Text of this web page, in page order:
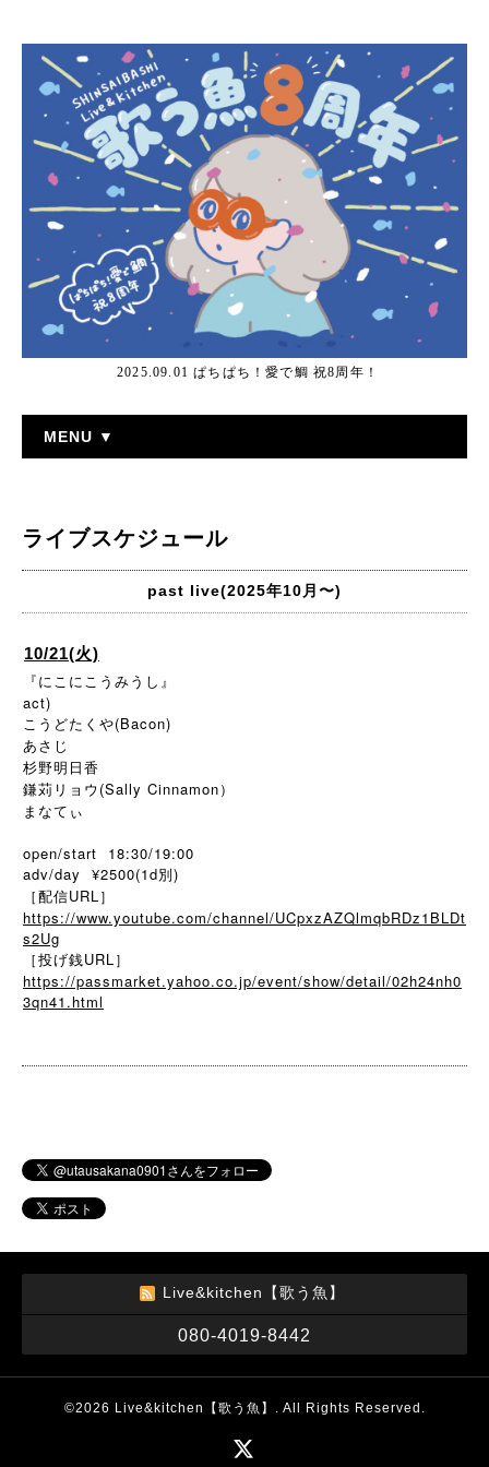
2025.09.01 ぱちぱち！愛で鯛 祝8周年！
MENU ▼
ライブスケジュール
past live(2025年10月〜)
10/21(火)
『にこにこうみうし』
act)
こうどたくや(Bacon)
あさじ
杉野明日香
鎌苅リョウ(Sally Cinnamon）
まなてぃ
open/start 18:30/19:00
adv/day ¥2500(1d別)
［配信URL］
https://www.youtube.com/channel/UCpxzAZQlmqbRDz1BLDt
s2Ug
［投げ銭URL］
https://passmarket.yahoo.co.jp/event/show/detail/02h24nh0
3qn41.html
Live&kitchen【歌う魚】
080-4019-8442
©2026 Live&kitchen【歌う魚】 . All Rights Reserved.